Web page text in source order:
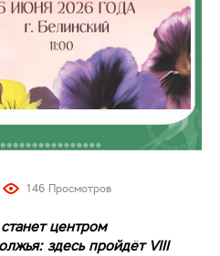
146 Просмотров
центром
здесь пройдёт VIII